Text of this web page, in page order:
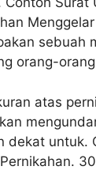
sebuah
orang-
atas
dekat untuk.